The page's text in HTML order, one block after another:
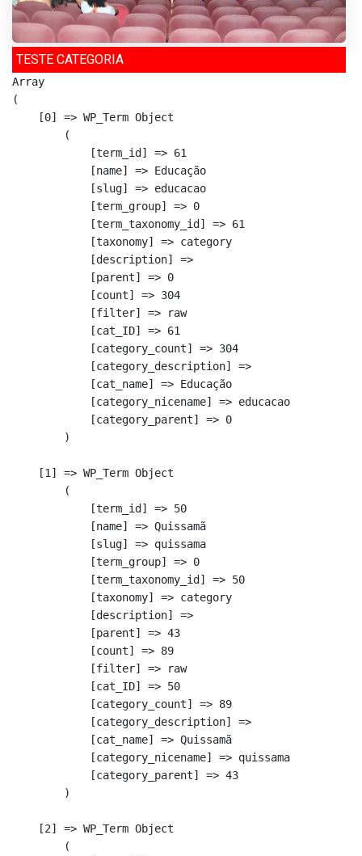
TESTE CATEGORIA
Array
(
    [0] => WP_Term Object
        (
            [term_id] => 61
            [name] => Educação
            [slug] => educacao
            [term_group] => 0
            [term_taxonomy_id] => 61
            [taxonomy] => category
            [description] =>
            [parent] => 0
            [count] => 304
            [filter] => raw
            [cat_ID] => 61
            [category_count] => 304
            [category_description] =>
            [cat_name] => Educação
            [category_nicename] => educacao
            [category_parent] => 0
        )
    [1] => WP_Term Object
        (
            [term_id] => 50
            [name] => Quissamã
            [slug] => quissama
            [term_group] => 0
            [term_taxonomy_id] => 50
            [taxonomy] => category
            [description] =>
            [parent] => 43
            [count] => 89
            [filter] => raw
            [cat_ID] => 50
            [category_count] => 89
            [category_description] =>
            [cat_name] => Quissamã
            [category_nicename] => quissama
            [category_parent] => 43
        )
    [2] => WP_Term Object
        (